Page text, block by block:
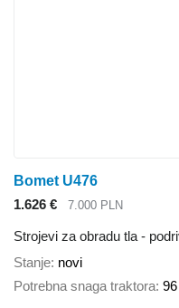
Bomet U476
1.626 €
7.000 PLN
Strojevi za obradu tla -
Stanje novi
Potrebna snaga traktora